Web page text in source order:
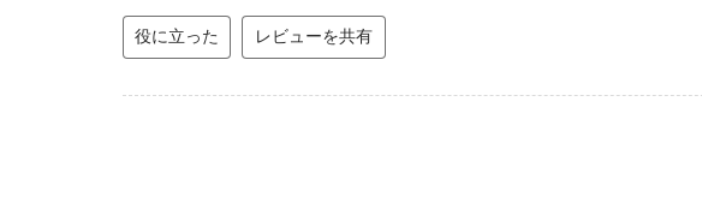
役に立った レビューを共有